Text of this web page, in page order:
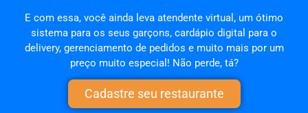
E com essa, você ainda leva atendente virtual, um ótimo
sistema para os seus garçons, cardápio digital para o
delivery, gerenciamento de pedidos e muito mais por um
preço muito especial! Não perde, tá?
Cadastre seu restaurante